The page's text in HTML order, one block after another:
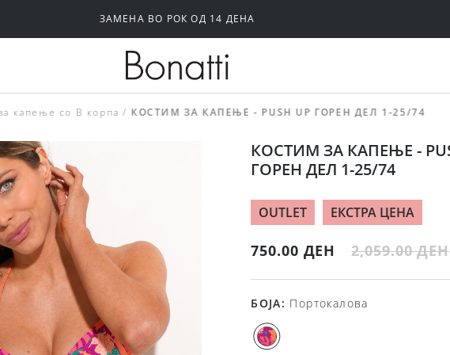
ЗАМЕНА ВО РОК ОД 14 ДЕНА
КОСТИМ ЗА КАПЕЊЕ - PUSH UP ГОРЕН ДЕЛ 1-25/74
капење со В корпа
КОСТИМ ЗА КАПЕЊЕ -
ГОРЕН ДЕЛ 1-25/74
OUTLET ЕКСТРА ЦЕНА
750.00 ДЕН 2,059.00 ДЕН
БОЈА: Портокалова